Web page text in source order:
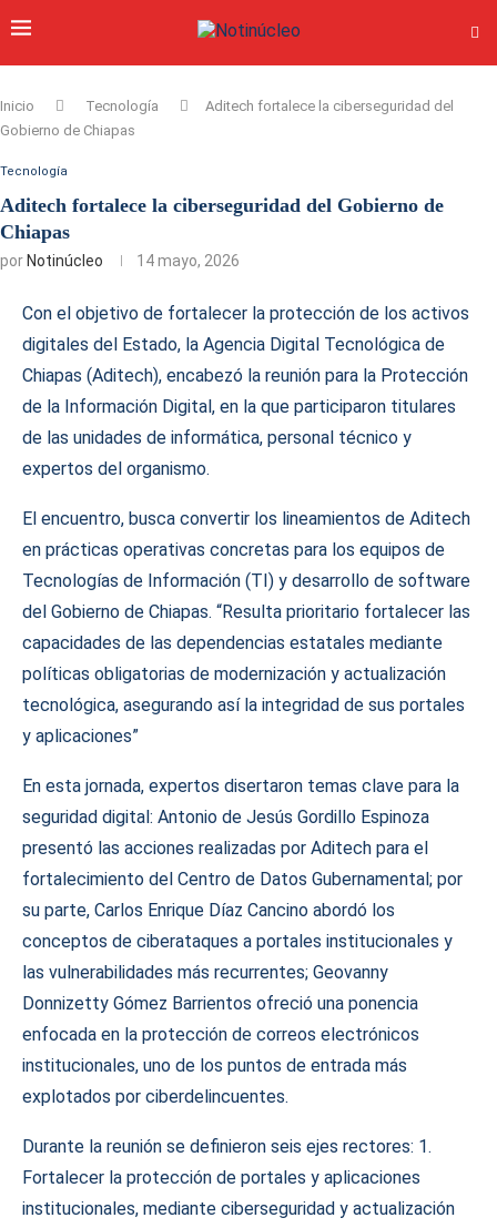
Inicio Tecnología
Aditech fortalece la ciberseguridad del
Gobierno de Chiapas
Tecnología
Aditech fortalece la ciberseguridad del Gobierno de
Chiapas
por Notinúcleo 14 mayo, 2026
Con el objetivo de fortalecer la protección de los activos
digitales del Estado, la Agencia Digital Tecnológica de
Chiapas (Aditech), encabezó la reunión para la Protección
de la Información Digital, en la que participaron titulares
de las unidades de informática, personal técnico y
expertos del organismo.
El encuentro, busca convertir los lineamientos de Aditech
en prácticas operativas concretas para los equipos de
Tecnologías de Información (TI) y desarrollo de software
del Gobierno de Chiapas. “Resulta prioritario fortalecer las
capacidades de las dependencias estatales mediante
políticas obligatorias de modernización y actualización
tecnológica, asegurando así la integridad de sus portales
y aplicaciones”
En esta jornada, expertos disertaron temas clave para la
seguridad digital: Antonio de Jesús Gordillo Espinoza
presentó las acciones realizadas por Aditech para el
fortalecimiento del Centro de Datos Gubernamental; por
su parte, Carlos Enrique Díaz Cancino abordó los
conceptos de ciberataques a portales institucionales y
las vulnerabilidades más recurrentes; Geovanny
Donnizetty Gómez Barrientos ofreció una ponencia
enfocada en la protección de correos electrónicos
institucionales, uno de los puntos de entrada más
explotados por ciberdelincuentes.
Durante la reunión se definieron seis ejes rectores: 1.
Fortalecer la protección de portales y aplicaciones
institucionales, mediante ciberseguridad y actualización